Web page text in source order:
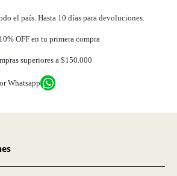
el país. Hasta 10 días para devoluciones.
OFF en tu primera compra
superiores a $150.000
Whatsapp